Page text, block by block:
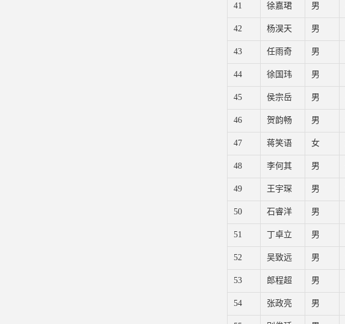
41 徐嘉珺 男
42 杨淏天 男
43 任雨奇 男
44 徐国玮 男
45 侯宗岳 男
46 贺韵畅 男
47 蒋笑语 女
48 李何其 男
49 王宇琛 男
50 石睿洋 男
51 丁卓立 男
52 吴致远 男
53 郎程超 男
54 张政亮 男